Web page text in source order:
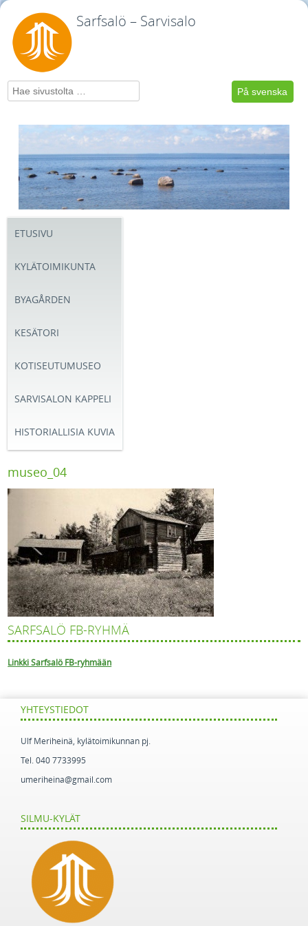
Sarfsalö – Sarvisalo
På svenska
Hae
ETUSIVU
KYLÄTOIMIKUNTA
BYAGÅRDEN
KESÄTORI
KOTISEUTUMUSEO
SARVISALON KAPPELI
HISTORIALLISIA KUVIA
museo_04
SARFSALÖ FB-RYHMÄ
Linkki Sarfsalö FB-ryhmään
YHTEYSTIEDOT
Ulf Meriheinä, kylätoimikunnan pj.
Tel. 040 7733995
umeriheina@gmail.com
SILMU-KYLÄT